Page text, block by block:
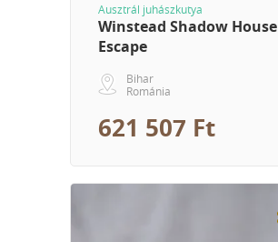
Ausztrál juhászkutya
Winstead Shadow House
Escape
Bihar
Románia
621 507 Ft